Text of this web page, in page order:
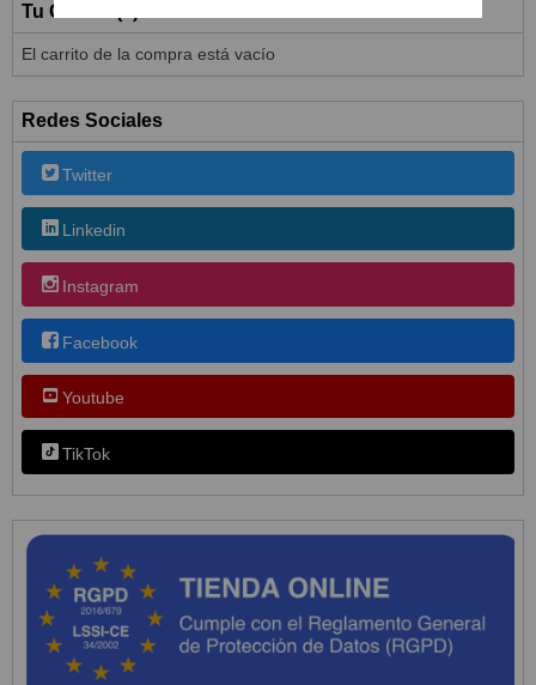
Tu Carrito (0)
El carrito de la compra está vacío
Redes Sociales
Twitter
Linkedin
Instagram
Facebook
Youtube
TikTok